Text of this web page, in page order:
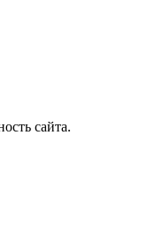
сайта.